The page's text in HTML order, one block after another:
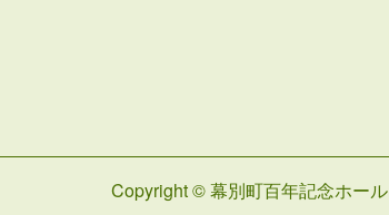
Copyright © 幕別町百年記念ホール